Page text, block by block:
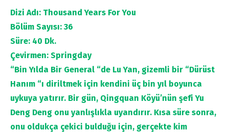
Dizi Adı: Thousand Years For You
Bölüm Sayısı: 36
Süre: 40 Dk.
Çevirmen: Springday
“Bin Yılda Bir General “de Lu Yan, gizemli bir “Dürüst
Hanım “ı diriltmek için kendini üç bin yıl boyunca
uykuya yatırır. Bir gün, Qingquan Köyü’nün şefi Yu
Deng Deng onu yanlışlıkla uyandırır. Kısa süre sonra,
onu oldukça çekici bulduğu için, gerçekte kim